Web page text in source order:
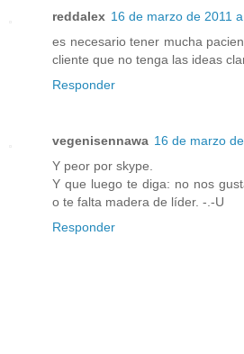
reddalex 16 de marzo de 2011
es necesario tener mucha
cliente que no tenga las ideas
Responder
vegenisennawa 16 de marzo
Y peor por skype.
Y que luego te diga: no nos
o te falta madera de líder. -.-U
Responder